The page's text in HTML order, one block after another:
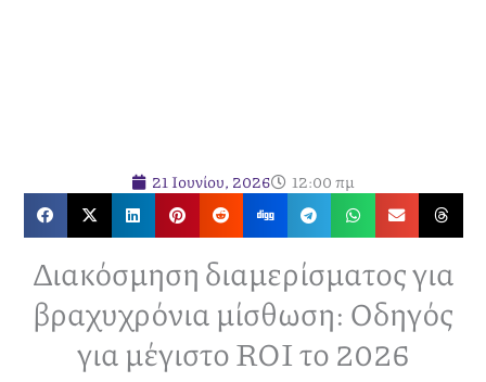
21 Ιουνίου, 2026 12:00 πμ
Διακόσμηση διαμερίσματος για
βραχυχρόνια μίσθωση: Οδηγός
για μέγιστο ROI το 2026